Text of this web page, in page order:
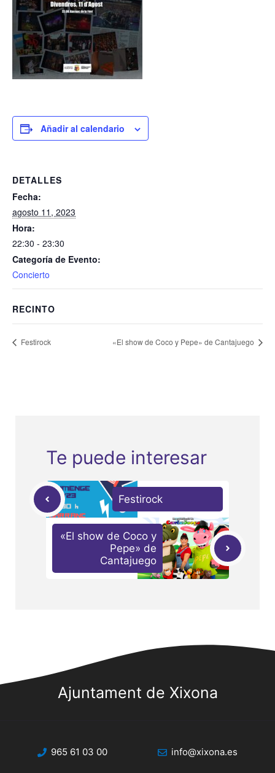
Añadir al calendario
DETALLES
Fecha:
agosto 11, 2023
Hora:
22:30 - 23:30
Categoría de Evento:
Concierto
RECINTO
Festirock «El show de Coco y Pepe» de Cantajuego
Te puede interesar
Festirock
«El show de Coco y
Pepe» de
Cantajuego
Ajuntament de Xixona
965 61 03 00 info@xixona.es